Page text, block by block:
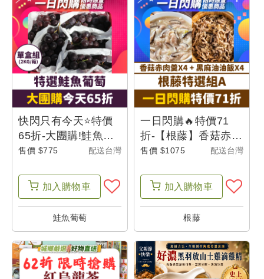
息
我
購
物
車
我
訂
我
快閃只有今天⭐特價
65折-大團購!鮭魚葡
萄 特選2KG -父是山
售價 $775 配送台灣
加入 購物車
鮭魚葡萄
一日閃購🔥特價71
折-【根藤】香菇赤肉
羹(600g/包) X4+黑麻
售價 $1075 配送台灣
加入 購物車
根藤